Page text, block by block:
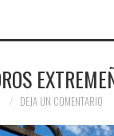
DEJA UN COMENTARIO